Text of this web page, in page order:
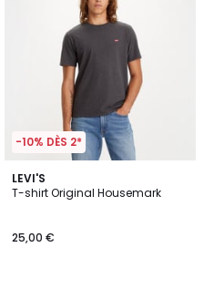
-10% DÈS 2*
LEVI'S
T-shirt Original Housemark
25,00 €
4,7
/ 5